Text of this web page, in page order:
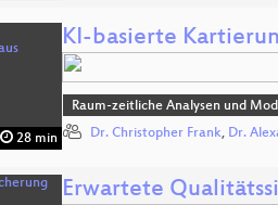
28 min
KI-basierte
Raum-zeitliche Analysen und
Dr. Christopher Frank, Dr.
Erwartete